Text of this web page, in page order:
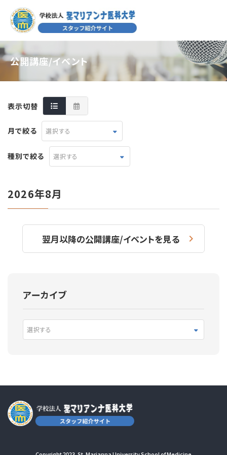
公開講座/イベント
表示切替
月で絞る 選択する
種別で絞る 選択する
2026年8月
翌月以降の公開講座/イベントを見る
アーカイブ
選択する